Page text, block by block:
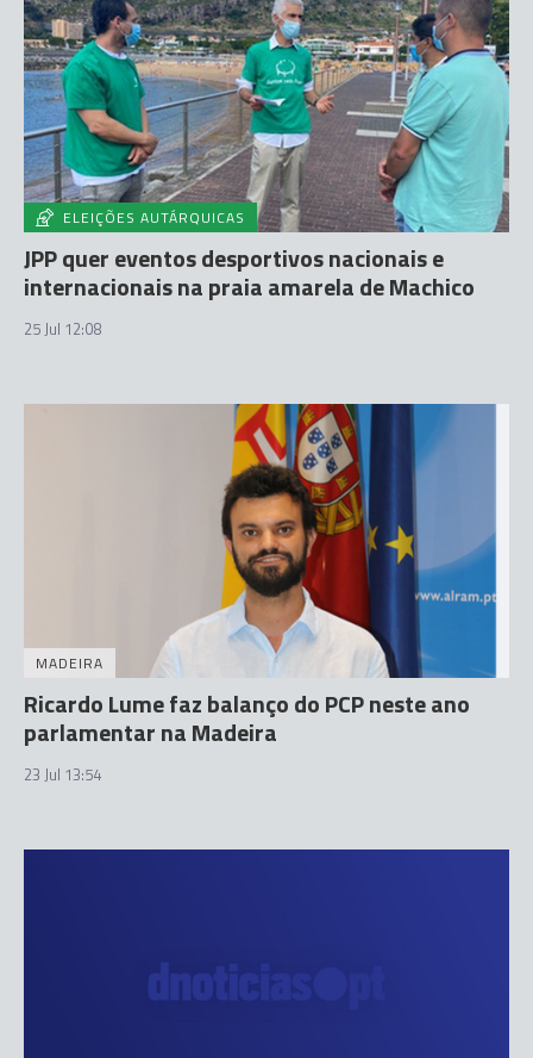
ELEIÇÕES AUTÁRQUICAS
JPP quer eventos desportivos nacionais e
internacionais na praia amarela de Machico
25 Jul 12:08
MADEIRA
Ricardo Lume faz balanço do PCP neste ano
parlamentar na Madeira
23 Jul 13:54